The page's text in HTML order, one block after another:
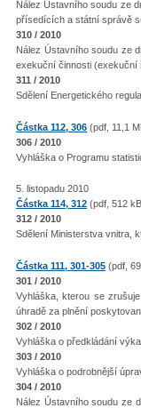
Nález Ústavního soudu ze
přísedících a státní správě
310 / 2010
Nález Ústavního soudu ze
exekuční činnosti (exekuční
311 / 2010
Sdělení Energetického
Částka 112, 306 (pdf, 11,1
306 / 2010
Vyhláška o Programu
5. listopadu 2010
Částka 114, 312 (pdf, 512
312 / 2010
Sdělení Ministerstva vnitra,
Částka 111, 301-305 (pdf,
301 / 2010
Vyhláška, kterou se
úhradě za plnění
302 / 2010
Vyhláška o předkládání
303 / 2010
Vyhláška o podrobnější
304 / 2010
Nález Ústavního soudu ze